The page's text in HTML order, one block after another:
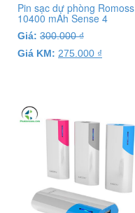
Pin sạc dự phòng Romoss
10400 mAh Sense 4
Giá: 300.000₫
Giá KM: 275.000 ₫